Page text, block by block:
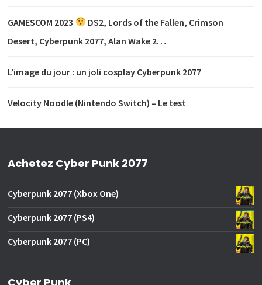
GAMESCOM 2023
DS2, Lords of the Fallen, Crimson
Desert, Cyberpunk 2077, Alan Wake 2…
L’image du jour : un joli cosplay Cyberpunk 2077
Velocity Noodle (Nintendo Switch) – Le test
Achetez Cyber Punk 2077
Cyberpunk 2077 (Xbox One)
Cyberpunk 2077 (PS4)
Cyberpunk 2077 (PC)